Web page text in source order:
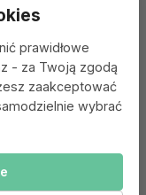
prawidłowe
- za Twoją zgodą
zaakceptować
wybrać